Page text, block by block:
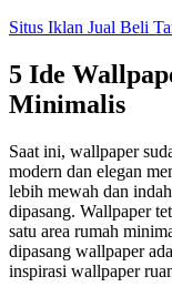
Skip
content
Situs Iklan Jual Beli
5 Ide
Minimalis
Saat ini, wallpaper
modern dan elegan
lebih mewah dan
dipasang. Wallpaper
satu area rumah
dipasang wallpaper
inspirasi wallpaper